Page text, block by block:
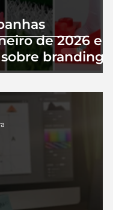
de 2026 e
branding